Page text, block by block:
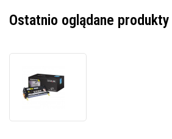
Ostatnio oglądane produkty
oryginalny